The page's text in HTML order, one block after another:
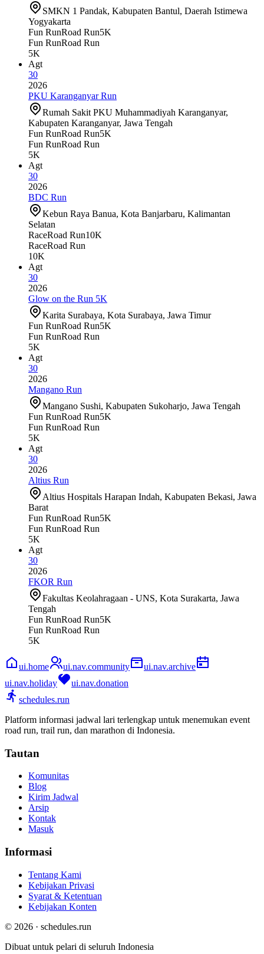
SMKN 1 Pandak, Kabupaten Bantul, Daerah Istimewa
Yogyakarta
Fun RunRoad Run5K
Fun RunRoad Run
5K
Agt
30
2026
PKU Karanganyar Run
Rumah Sakit PKU Muhammadiyah Karanganyar,
Kabupaten Karanganyar, Jawa Tengah
Fun RunRoad Run5K
Fun RunRoad Run
5K
Agt
30
2026
BDC Run
Kebun Raya Banua, Kota Banjarbaru, Kalimantan
Selatan
RaceRoad Run10K
RaceRoad Run
10K
Agt
30
2026
Glow on the Run 5K
Karita Surabaya, Kota Surabaya, Jawa Timur
Fun RunRoad Run5K
Fun RunRoad Run
5K
Agt
30
2026
Mangano Run
Mangano Sushi, Kabupaten Sukoharjo, Jawa Tengah
Fun RunRoad Run5K
Fun RunRoad Run
5K
Agt
30
2026
Altius Run
Altius Hospitals Harapan Indah, Kabupaten Bekasi, Jawa
Barat
Fun RunRoad Run5K
Fun RunRoad Run
5K
Agt
30
2026
FKOR Run
Fakultas Keolahragaan - UNS, Kota Surakarta, Jawa
Tengah
Fun RunRoad Run5K
Fun RunRoad Run
5K
ui.home ui.nav.community
ui.nav.archive
ui.nav.holiday
ui.nav.donation
schedules.run
Platform informasi jadwal lari terlengkap untuk menemukan event
road run, trail run, dan marathon di Indonesia.
Tautan
Komunitas
Blog
Kirim Jadwal
Arsip
Kontak
Masuk
Informasi
Tentang Kami
Kebijakan Privasi
Syarat & Ketentuan
Kebijakan Konten
© 2026 · schedules.run
Dibuat untuk pelari di seluruh Indonesia